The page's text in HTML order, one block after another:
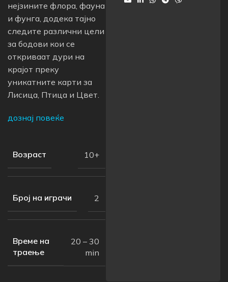
нејзините флора, фауна
и фунга, додека тајно
следите различни цели
за бодови кои се
откриваат дури на
крајот преку
уникатните карти за
Лисица, Птица и Цвет.
дознај повеќе
Возраст 10+
Број на играчи 2
Време на
траење
20 – 30
min